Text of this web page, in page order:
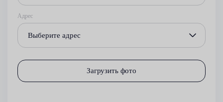
Адрес
Выберите адрес
Загрузить фото